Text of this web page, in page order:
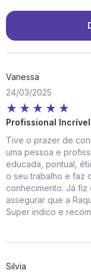
Vanessa
24/03/2025
Profissional Incrível
Tive o prazer de
uma pessoa e
educada, pontual,
o seu trabalho e faz
conhecimento. Já fiz
assegurar que a
Super indico e
Silvia